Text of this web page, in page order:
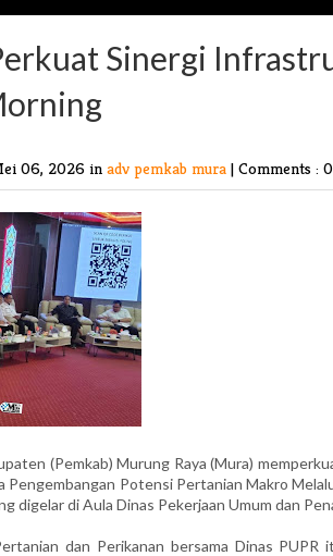
Sinergi
06, 2026 in adv pemkab mura | Comments : 0
(Pemkab) Murung Raya (Mura)
Potensi Pertanian Makro
digelar di Aula Dinas Pekerjaan Umum dan
dan Perikanan bersama Dinas